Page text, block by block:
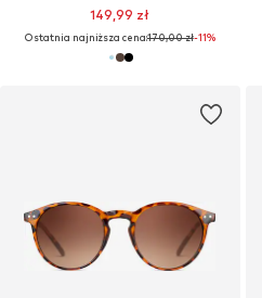
149,99 zł
Ostatnia najniższa cena:170,00 zł-11%